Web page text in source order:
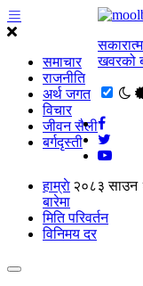
समाचार
राजनीति
अर्थ जगत
विचार
जीवन सैली
बर्गदृस्ती
खवरको
२०८३ साउन
हाम्राे
बारेमा
मिति परिवर्तन
विनिमय दर